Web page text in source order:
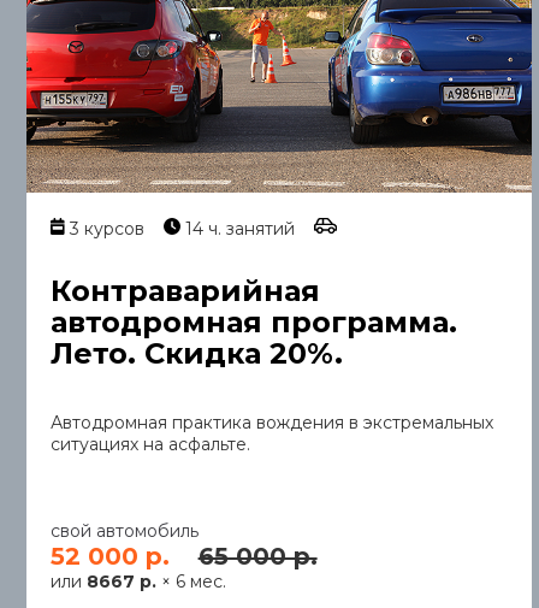
3 курсов 14 ч. занятий
Контраварийная
автодромная программа.
Лето. Скидка 20%.
Автодромная практика вождения в экстремальных
ситуациях на асфальте.
свой автомобиль
52 000 р. 65 000 р.
или 8667 р.× 6 мес.